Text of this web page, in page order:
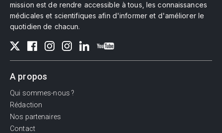
mission est de rendre accessible à tous, les connaissances
médicales et scientifiques afin d'informer et d'améliorer le
quotidien de chacun.
A propos
Qui sommes-nous ?
Rédaction
Nos partenaires
Contact